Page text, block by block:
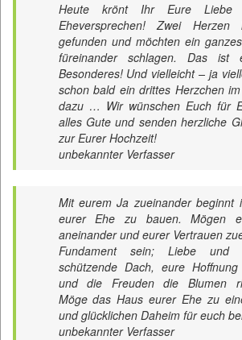
Heute krönt Ihr Eure Liebe
Eheversprechen! Zwei Herzen
gefunden und möchten ein
füreinander schlagen. Das ist
Besonderes! Und vielleicht – ja
schon bald ein drittes Herzchen
dazu … Wir wünschen Euch für
alles Gute und senden herzliche
zur Eurer Hochzeit!
unbekannter Verfasser
Mit eurem Ja zueinander beginnt
eurer Ehe zu bauen. Mögen
aneinander und eurer Vertrauen
Fundament sein; Liebe und
schützende Dach, eure
und die Freuden die Blumen
Möge das Haus eurer Ehe zu
und glücklichen Daheim für euch
unbekannter Verfasser